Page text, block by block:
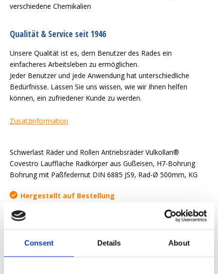
Consent Details About
verschiedene Chemikalien
Qualität & Service seit 1946
Unsere Qualität ist es, dem Benutzer des Rades ein
einfacheres Arbeitsleben zu ermöglichen.
Jeder Benutzer und jede Anwendung hat unterschiedliche
Bedürfnisse. Lassen Sie uns wissen, wie wir Ihnen helfen
können, ein zufriedener Kunde zu werden.
Zusatzinformation
Schwerlast Räder und Rollen Antriebsräder Vulkollan®
Covestro Lauffläche Radkörper aus Gußeisen, H7-Bohrung
Bohrung mit Paßfedernut DIN 6885 JS9, Rad-Ø 500mm, KG
Hergestellt auf Bestellung